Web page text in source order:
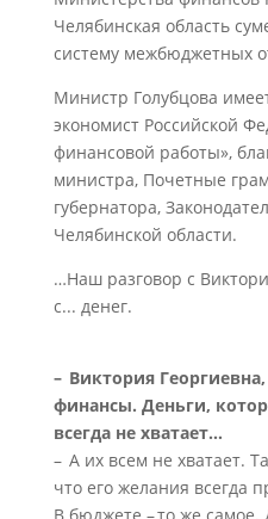
Челябинская область
систему межбюджетных
Министр Голубцова
экономист Российской
финансовой работы»,
министра, Почетные
губернатора,
Челябинской области.
…Наш разговор с
с... денег.
– Виктория
финансы. Деньги,
всегда не хватает…
– А их всем не хватает.
что его желания всегда